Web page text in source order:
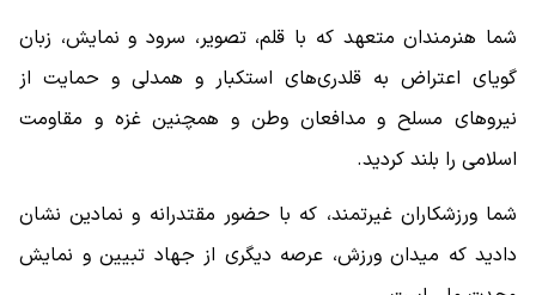
شما هنرمندان متعهد که با قلم، تصویر، سرود و نمایش، زبان
گویای اعتراض به قلدری‌های استکبار و همدلی و حمایت از
نیروهای مسلح و مدافعان وطن و همچنین غزه و مقاومت
اسلامی را بلند کردید.
شما ورزشکاران غیرتمند، که با حضور مقتدرانه و نمادین نشان
دادید که میدان ورزش، عرصه دیگری از جهاد تبیین و نمایش